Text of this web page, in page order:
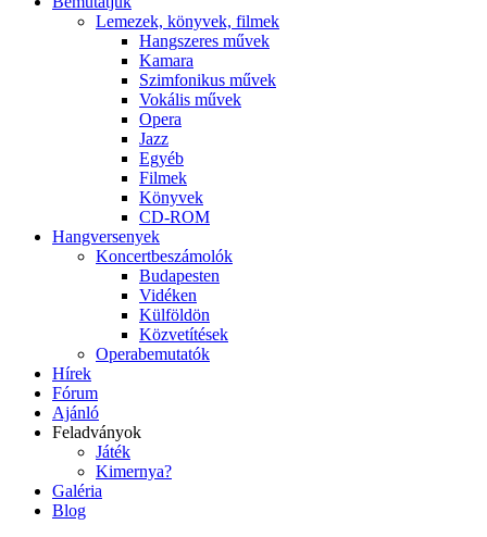
Lemezek, könyvek, filmek
Hangszeres művek
Kamara
Szimfonikus művek
Vokális művek
Opera
Jazz
Egyéb
Filmek
Könyvek
CD-ROM
Hangversenyek
Koncertbeszámolók
Budapesten
Vidéken
Külföldön
Közvetítések
Operabemutatók
Hírek
Fórum
Ajánló
Feladványok
Játék
Kimernya?
Galéria
Blog